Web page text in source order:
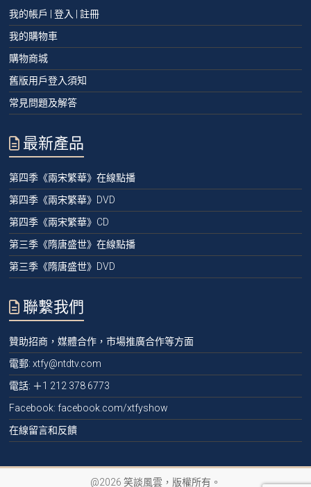
我的帳戶 | 登入 | 註冊
我的購物車
購物商城
舊版用戶登入須知
常見問題及解答
最新產品
第四季《兩宋繁華》在線點播
第四季《兩宋繁華》DVD
第四季《兩宋繁華》CD
第三季《隋唐盛世》在線點播
第三季《隋唐盛世》DVD
聯繫我們
贊助招商，媒體合作，市場推廣合作等方面
電郵:xtfy@ntdtv.com
電話: ＋1 212 378 6773
Facebook: facebook.com/xtfyshow
在線留言和反饋
@2026 笑談風雲，版權所有。